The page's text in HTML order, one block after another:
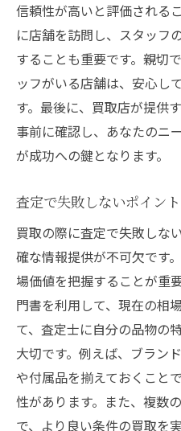
信頼性が高いと評価される
に店舗を訪問し、スタッフ
することも重要です。親切
ッフがいる店舗は、安心し
す。最後に、買取店が提供
事前に確認し、あなたのニ
が成功への鍵となります。
査定で失敗しないポイン
買取の際に査定で失敗しな
確な情報提供が不可欠です
場価値を把握することが重
門書を利用して、現在の相
て、査定士に自分の品物の
大切です。例えば、ブラン
や付属品を揃えておくこと
性があります。また、複数
で、より良い条件の買取を